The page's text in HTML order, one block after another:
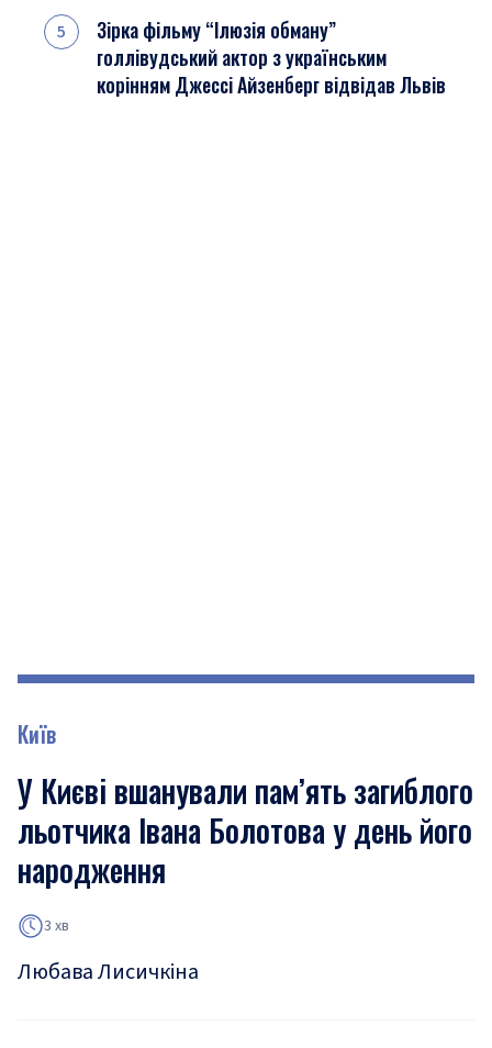
Зірка фільму “Ілюзія обману”
голлівудський актор з українським
корінням Джессі Айзенберг відвідав Львів
Київ
У Києві вшанували пам’ять загиблого
льотчика Івана Болотова у день його
народження
3 хв
Любава Лисичкіна